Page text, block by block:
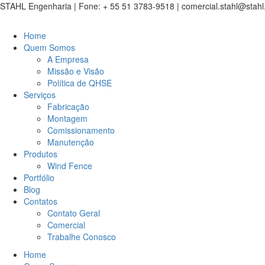
STAHL Engenharia | Fone: + 55 51 3783-9518 |
Home
Quem Somos
A Empresa
Missão e Visão
Política de QHSE
Serviços
Fabricação
Montagem
Comissionamento
Manutenção
Produtos
Wind Fence
Portfólio
Blog
Contatos
Contato Geral
Comercial
Trabalhe Conosco
Home